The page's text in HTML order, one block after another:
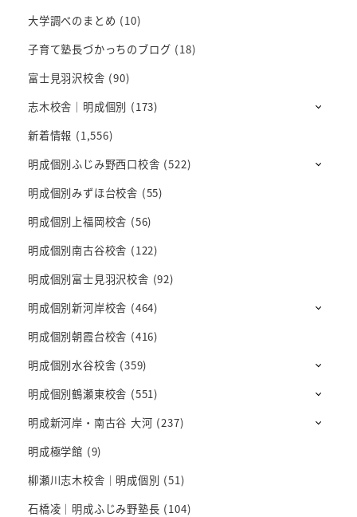
大学調べのまとめ (10)
子育て塾長づかっちのブログ (18)
富士見羽沢校舎 (90)
志木校舎｜明成個別 (173)
新着情報 (1,556)
明成個別ふじみ野西口校舎 (522)
明成個別みずほ台校舎 (55)
明成個別上福岡校舎 (56)
明成個別南古谷校舎 (122)
明成個別富士見羽沢校舎 (92)
明成個別新河岸校舎 (464)
明成個別朝霞台校舎 (416)
明成個別水谷校舎 (359)
明成個別鶴瀬東校舎 (551)
明成新河岸・南古谷 大河 (237)
明成極学館 (9)
柳瀬川志木校舎｜明成個別 (51)
石橋凌｜明成ふじみ野塾長 (104)